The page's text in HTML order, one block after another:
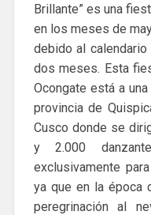
Brillante” es una
en los meses de
debido al
dos meses. Esta
Ocongate está a
provincia de
Cusco donde se
y 2.000
exclusivamente
ya que en la época
peregrinación al